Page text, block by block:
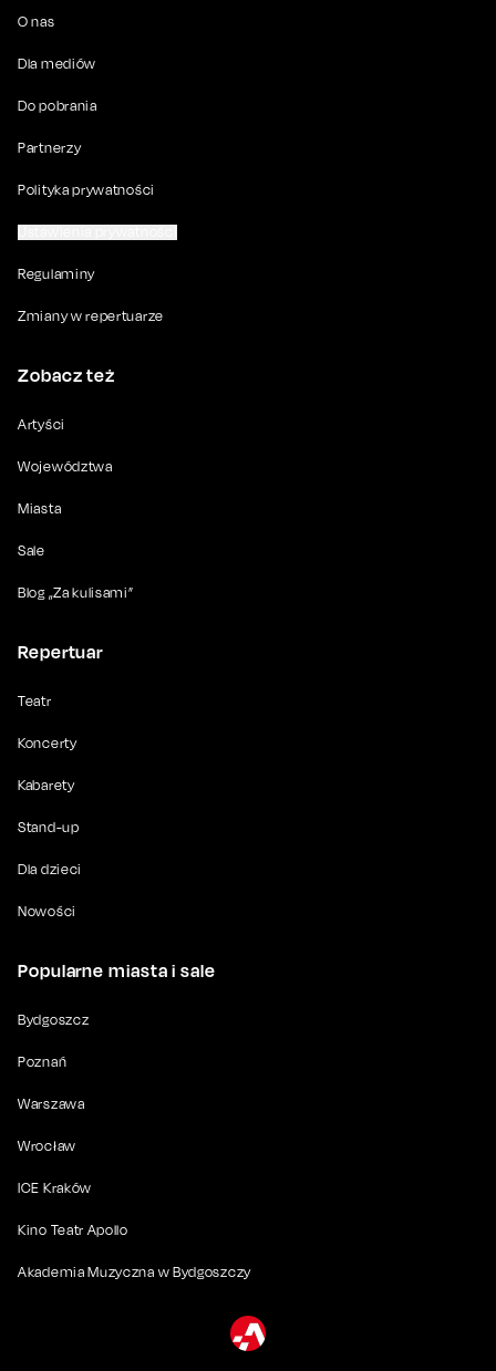
O nas
Dla mediów
Do pobrania
Partnerzy
Polityka prywatności
Regulaminy
Zmiany w repertuarze
Zobacz też
Artyści
Województwa
Miasta
Sale
Blog „Za kulisami”
Repertuar
Teatr
Koncerty
Kabarety
Stand-up
Dla dzieci
Nowości
Popularne miasta i sale
Bydgoszcz
Poznań
Warszawa
Wrocław
ICE Kraków
Kino Teatr Apollo
Akademia Muzyczna w Bydgoszczy